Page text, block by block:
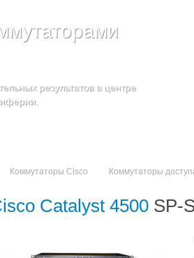
результатов в центре
UCS серии C
B
гибкой,
Коммутаторы Cisco Коммутаторы
Catalyst 4500 SP-